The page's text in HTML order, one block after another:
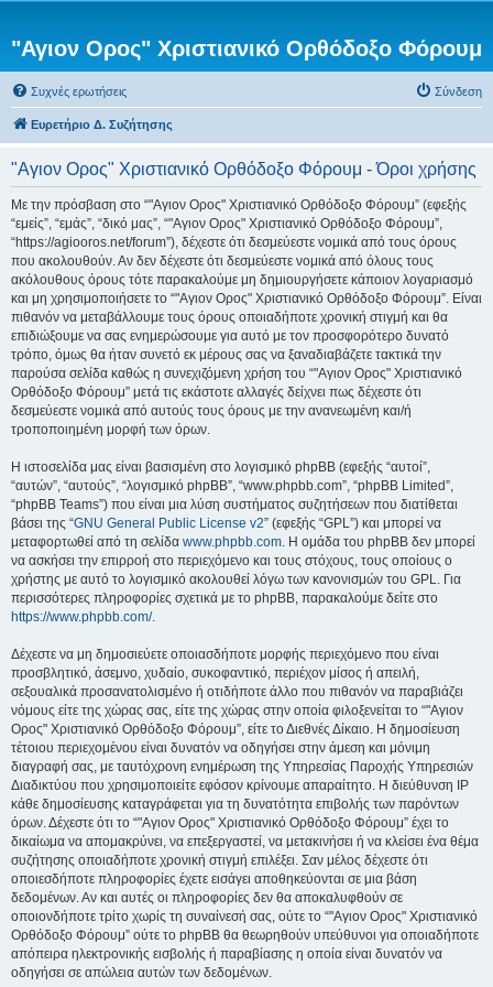
"Αγιον Ορος" Χριστιανικό Ορθόδοξο Φόρουμ
Συχνές ερωτήσεις Σύνδεση
Ευρετήριο Δ. Συζήτησης
"Αγιον Ορος" Χριστιανικό Ορθόδοξο Φόρουμ - Όροι χρήσης
Με την πρόσβαση στο “"Αγιον Ορος" Χριστιανικό Ορθόδοξο Φόρουμ” (εφεξής
“εμείς”, “εμάς”, “δικό μας”, “"Αγιον Ορος" Χριστιανικό Ορθόδοξο Φόρουμ”,
“https://agiooros.net/forum”), δέχεστε ότι δεσμεύεστε νομικά από τους όρους
που ακολουθούν. Αν δεν δέχεστε ότι δεσμεύεστε νομικά από όλους τους
ακόλουθους όρους τότε παρακαλούμε μη δημιουργήσετε κάποιον λογαριασμό
και μη χρησιμοποιήσετε το “"Αγιον Ορος" Χριστιανικό Ορθόδοξο Φόρουμ”. Είναι
πιθανόν να μεταβάλλουμε τους όρους οποιαδήποτε χρονική στιγμή και θα
επιδιώξουμε να σας ενημερώσουμε για αυτό με τον προσφορότερο δυνατό
τρόπο, όμως θα ήταν συνετό εκ μέρους σας να ξαναδιαβάζετε τακτικά την
παρούσα σελίδα καθώς η συνεχιζόμενη χρήση του “"Αγιον Ορος" Χριστιανικό
Ορθόδοξο Φόρουμ” μετά τις εκάστοτε αλλαγές δείχνει πως δέχεστε ότι
δεσμεύεστε νομικά από αυτούς τους όρους με την ανανεωμένη και/ή
τροποποιημένη μορφή των όρων.
Η ιστοσελίδα μας είναι βασισμένη στο λογισμικό phpBB (εφεξής “αυτοί”,
“αυτών”, “αυτούς”, “λογισμικό phpBB”, “www.phpbb.com”, “phpBB Limited”,
“phpBB Teams”) που είναι μια λύση συστήματος συζητήσεων που διατίθεται
βάσει της “GNU General Public License v2” (εφεξής “GPL”) και μπορεί να
μεταφορτωθεί από τη σελίδα www.phpbb.com. Η ομάδα του phpBB δεν μπορεί
να ασκήσει την επιρροή στο περιεχόμενο και τους στόχους, τους οποίους ο
χρήστης με αυτό το λογισμικό ακολουθεί λόγω των κανονισμών του GPL. Για
περισσότερες πληροφορίες σχετικά με το phpBB, παρακαλούμε δείτε στο
https://www.phpbb.com/.
Δέχεστε να μη δημοσιεύετε οποιασδήποτε μορφής περιεχόμενο που είναι
προσβλητικό, άσεμνο, χυδαίο, συκοφαντικό, περιέχον μίσος ή απειλή,
σεξουαλικά προσανατολισμένο ή οτιδήποτε άλλο που πιθανόν να παραβιάζει
νόμους είτε της χώρας σας, είτε της χώρας στην οποία φιλοξενείται το “"Αγιον
Ορος" Χριστιανικό Ορθόδοξο Φόρουμ”, είτε το Διεθνές Δίκαιο. Η δημοσίευση
τέτοιου περιεχομένου είναι δυνατόν να οδηγήσει στην άμεση και μόνιμη
διαγραφή σας, με ταυτόχρονη ενημέρωση της Υπηρεσίας Παροχής Υπηρεσιών
Διαδικτύου που χρησιμοποιείτε εφόσον κρίνουμε απαραίτητο. Η διεύθυνση IP
κάθε δημοσίευσης καταγράφεται για τη δυνατότητα επιβολής των παρόντων
όρων. Δέχεστε ότι το “"Αγιον Ορος" Χριστιανικό Ορθόδοξο Φόρουμ” έχει το
δικαίωμα να απομακρύνει, να επεξεργαστεί, να μετακινήσει ή να κλείσει ένα θέμα
συζήτησης οποιαδήποτε χρονική στιγμή επιλέξει. Σαν μέλος δέχεστε ότι
οποιεσδήποτε πληροφορίες έχετε εισάγει αποθηκεύονται σε μια βάση
δεδομένων. Αν και αυτές οι πληροφορίες δεν θα αποκαλυφθούν σε
οποιονδήποτε τρίτο χωρίς τη συναίνεσή σας, ούτε το “"Αγιον Ορος" Χριστιανικό
Ορθόδοξο Φόρουμ” ούτε το phpBB θα θεωρηθούν υπεύθυνοι για οποιαδήποτε
απόπειρα ηλεκτρονικής εισβολής ή παραβίασης η οποία είναι δυνατόν να
οδηγήσει σε απώλεια αυτών των δεδομένων.